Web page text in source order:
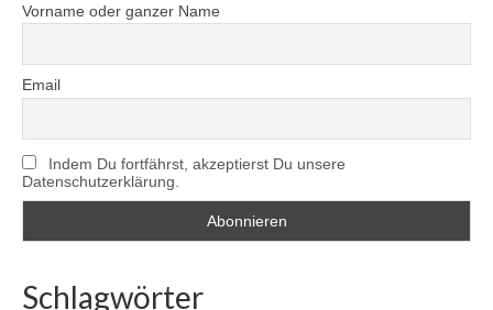
Vorname oder ganzer Name
Email
Indem Du fortfährst, akzeptierst Du unsere
Datenschutzerklärung.
Schlagwörter